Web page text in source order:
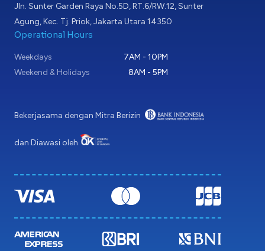
Jln. Sunter Garden Raya No.5D, RT.6/RW.12, Sunter
Agung, Kec. Tj. Priok, Jakarta Utara 14350
Operational Hours
Weekdays
7AM - 10PM
Weekend & Holidays
8AM - 5PM
Bekerjasama dengan Mitra Berizin
dan Diawasi oleh